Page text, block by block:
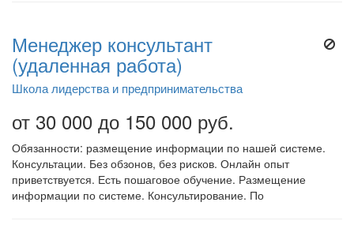
Менеджер консультант
(удаленная работа)
Школа лидерства и предпринимательства
от 30 000 до 150 000 руб.
Обязанности: размещение информации по нашей системе.
Консультации. Без обзонов, без рисков. Онлайн опыт
приветствуется. Есть пошаговое обучение. Размещение
информации по системе. Консультирование. По